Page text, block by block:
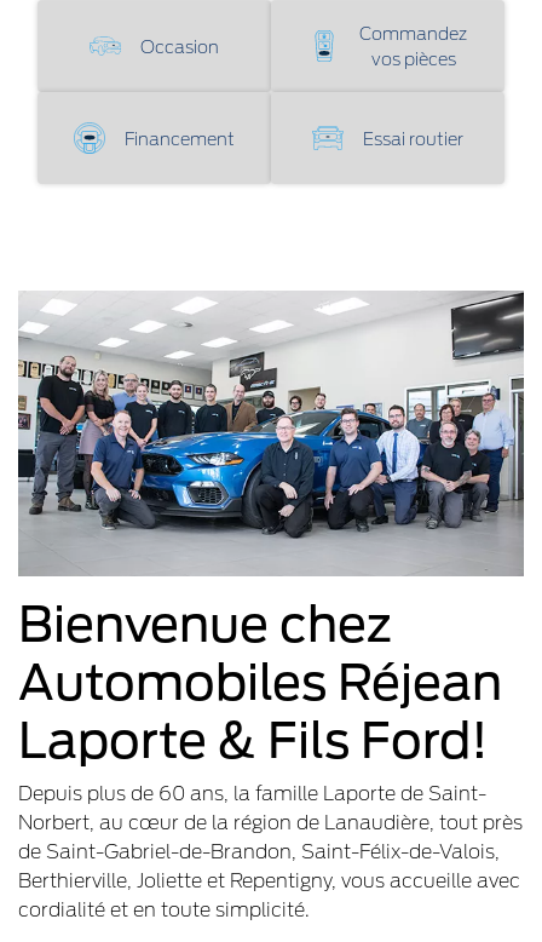
Occasion
Commandez
vos pièces
Financement Essai routier
Bienvenue chez
Automobiles Réjean
Laporte & Fils Ford!
Depuis plus de 60 ans, la famille Laporte de Saint-
Norbert, au cœur de la région de Lanaudière, tout près
de Saint-Gabriel-de-Brandon, Saint-Félix-de-Valois,
Berthierville, Joliette et Repentigny, vous accueille avec
cordialité et en toute simplicité.